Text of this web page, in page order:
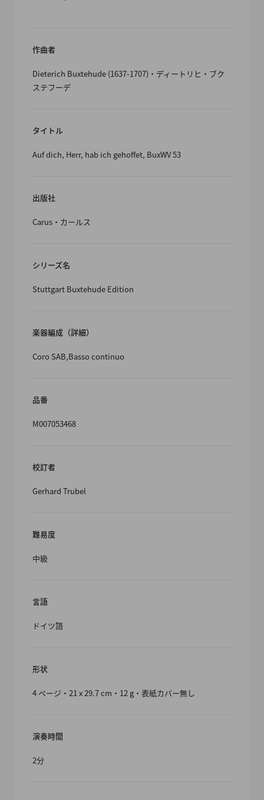
作曲者
Dieterich Buxtehude (1637-1707)・ディートリヒ・ブク
ステフーデ
タイトル
Auf dich, Herr, hab ich gehoffet, BuxWV 53
出版社
Carus・カールス
シリーズ名
Stuttgart Buxtehude Edition
楽器編成（詳細）
Coro SAB,Basso continuo
品番
M007053468
校訂者
Gerhard Trubel
難易度
中級
言語
ドイツ語
形状
4 ページ・21 x 29.7 cm・12 g・表紙カバー無し
演奏時間
2分